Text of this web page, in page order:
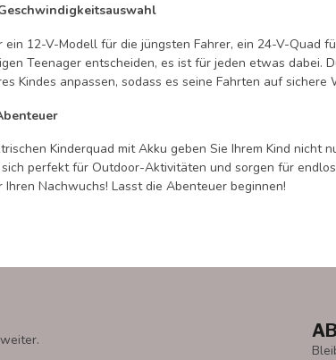
ein 12-V-Modell für die jüngsten Fahrer, ein 24-V-
Teenager entscheiden, es ist für jeden etwas dabei.
Kindes anpassen, sodass es seine Fahrten auf sichere
Kinderquad mit Akku geben Sie Ihrem Kind nicht
perfekt für Outdoor-Aktivitäten und sorgen für
Ihren Nachwuchs! Lasst die Abenteuer beginnen!